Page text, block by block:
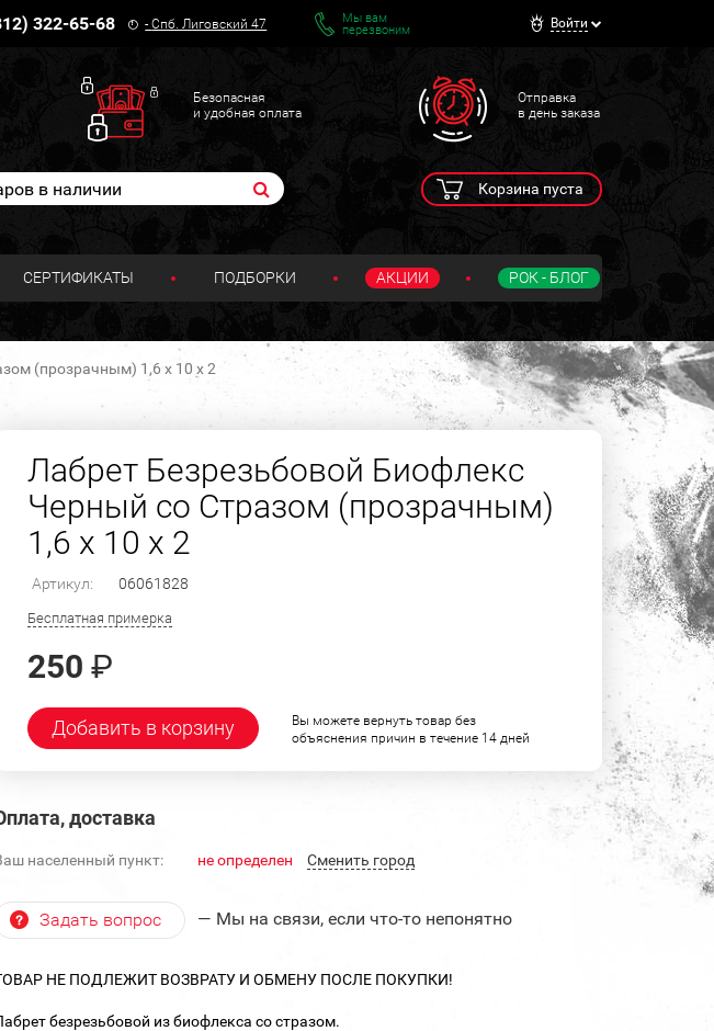
322-65-68 -Спб. Лиговский 47
Мы вам
перезвоним
Войти
Безопасная
и удобная оплата
Отправка
в день заказа
Корзина пуста
СЕРТИФИКАТЫ ПОДБОРКИ АКЦИИ РОК - БЛОГ
(прозрачным) 1,6 х 10 х 2
Лабрет Безрезьбовой Биофлекс
Черный со Стразом (прозрачным)
1,6 х 10 х 2
Артикул: 06061828
Бесплатная примерка
250 ₽
Добавить в корзину
Вы можете вернуть товар без
объяснения причин в течение 14 дней
доставка
населенный пункт: не определен Cменить город
Задать вопрос — Мы на связи, если что-то непонятно
НЕ ПОДЛЕЖИТ ВОЗВРАТУ И ОБМЕНУ ПОСЛЕ ПОКУПКИ!
безрезьбовой из биофлекса со стразом.